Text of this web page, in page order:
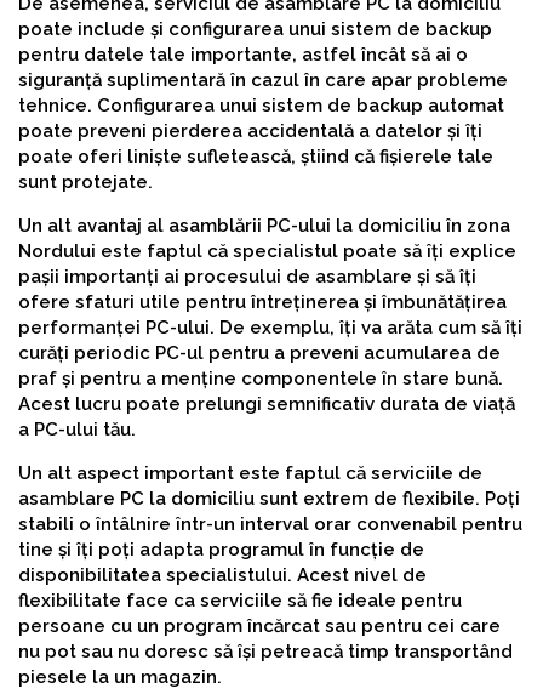
poate include și configurarea unui sistem de backup
pentru datele tale importante, astfel încât să ai o
siguranță suplimentară în cazul în care apar probleme
tehnice. Configurarea unui sistem de backup automat
poate preveni pierderea accidentală a datelor și îți
poate oferi liniște sufletească, știind că fișierele tale
sunt protejate.
Un alt avantaj al asamblării PC-ului la domiciliu în zona
Nordului este faptul că specialistul poate să îți explice
pașii importanți ai procesului de asamblare și să îți
ofere sfaturi utile pentru întreținerea și îmbunătățirea
performanței PC-ului. De exemplu, îți va arăta cum să îți
curăți periodic PC-ul pentru a preveni acumularea de
praf și pentru a menține componentele în stare bună.
Acest lucru poate prelungi semnificativ durata de viață
a PC-ului tău.
Un alt aspect important este faptul că serviciile de
asamblare PC la domiciliu sunt extrem de flexibile. Poți
stabili o întâlnire într-un interval orar convenabil pentru
tine și îți poți adapta programul în funcție de
disponibilitatea specialistului. Acest nivel de
flexibilitate face ca serviciile să fie ideale pentru
persoane cu un program încărcat sau pentru cei care
nu pot sau nu doresc să își petreacă timp transportând
piesele la un magazin.